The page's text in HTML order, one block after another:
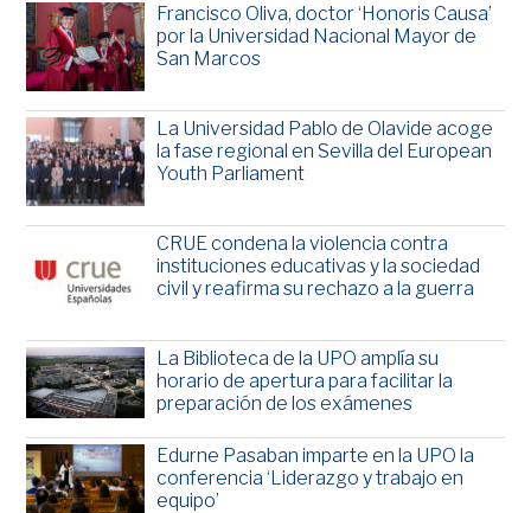
Francisco Oliva, doctor ‘Honoris Causa’
por la Universidad Nacional Mayor de
San Marcos
La Universidad Pablo de Olavide acoge
la fase regional en Sevilla del European
Youth Parliament
CRUE condena la violencia contra
instituciones educativas y la sociedad
civil y reafirma su rechazo a la guerra
La Biblioteca de la UPO amplía su
horario de apertura para facilitar la
preparación de los exámenes
Edurne Pasaban imparte en la UPO la
conferencia ‘Liderazgo y trabajo en
equipo’